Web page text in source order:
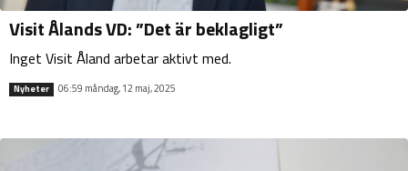
Visit Ålands VD: ”Det är beklagligt”
Inget Visit Åland arbetar aktivt med.
Nyheter 06:59 måndag, 12 maj, 2025